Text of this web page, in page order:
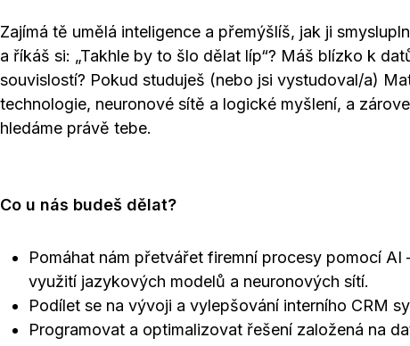
Zajímá tě umělá inteligence a přemýšlíš, jak ji
a říkáš si: „Takhle by to šlo dělat líp“? Máš blízko k
souvislostí? Pokud studuješ (nebo jsi vystudoval/a)
technologie, neuronové sítě a logické myšlení, a
hledáme právě tebe.
Co u nás budeš dělat?
Pomáhat nám přetvářet firemní procesy pomocí
využití jazykových modelů a neuronových sítí.
Podílet se na vývoji a vylepšování interního CRM
Programovat a optimalizovat řešení založená na